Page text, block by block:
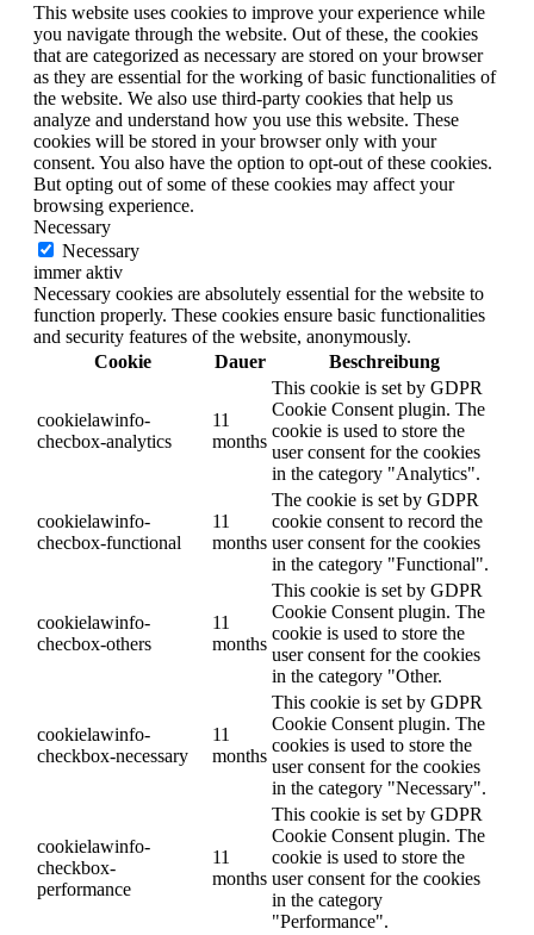
This website uses cookies to improve your experience while
you navigate through the website. Out of these, the cookies
that are categorized as necessary are stored on your browser
as they are essential for the working of basic functionalities of
the website. We also use third-party cookies that help us
analyze and understand how you use this website. These
cookies will be stored in your browser only with your
consent. You also have the option to opt-out of these cookies.
But opting out of some of these cookies may affect your
browsing experience.
Necessary
Necessary
immer aktiv
Necessary cookies are absolutely essential for the website to
function properly. These cookies ensure basic functionalities
and security features of the website, anonymously.
Cookie
Dauer Beschreibung
cookielawinfo-
checbox-analytics
11
months
This cookie is set by GDPR
Cookie Consent plugin. The
cookie is used to store the
user consent for the cookies
in the category "Analytics".
cookielawinfo-
checbox-functional
11
months
The cookie is set by GDPR
cookie consent to record the
user consent for the cookies
in the category "Functional".
cookielawinfo-
checbox-others
11
months
This cookie is set by GDPR
Cookie Consent plugin. The
cookie is used to store the
user consent for the cookies
in the category "Other.
cookielawinfo-
checkbox-necessary
11
months
This cookie is set by GDPR
Cookie Consent plugin. The
cookies is used to store the
user consent for the cookies
in the category "Necessary".
cookielawinfo-
checkbox-
performance
11
months
This cookie is set by GDPR
Cookie Consent plugin. The
cookie is used to store the
user consent for the cookies
in the category
"Performance".